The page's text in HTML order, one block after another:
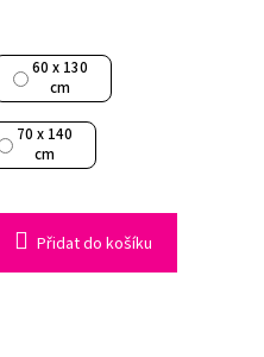
60 x 130
cm
70 x 140
cm
Přidat do košíku